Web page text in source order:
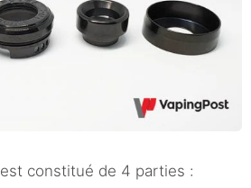
constitué de 4 parties :